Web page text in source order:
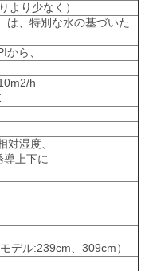
より少なく）
は、特別な水の基づいた
ら、
h
対湿度、
導上下に
デル:239cm、309cm）